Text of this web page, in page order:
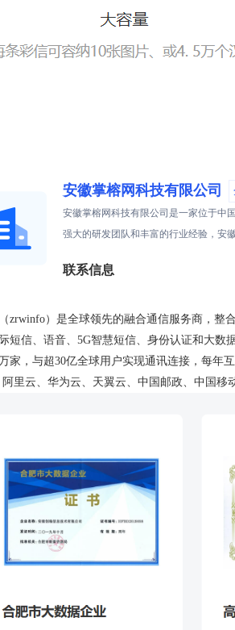
安徽掌榕网科技有限公司
安徽掌榕网科技有限公司是一家位于中
强大的研发团队和丰富的行业经验，安
联系信息
zrwinfo）是全球领先的融合通信服务商，整
短信、语音、5G智慧短信、身份认证和大
家，与超30亿全球用户实现通讯连接，每
阿里云、华为云、天翼云、中国邮政、中国